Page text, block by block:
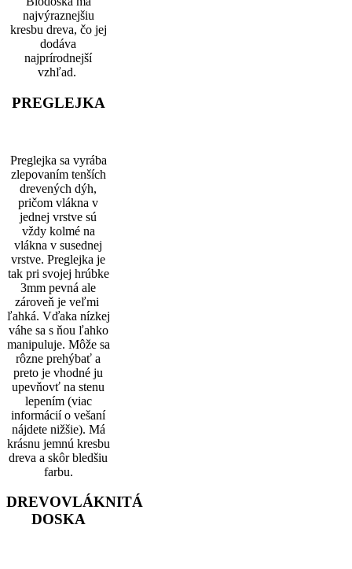
najvýraznejšiu
kresbu dreva, čo jej
dodáva
najprírodnejší
vzhľad.
PREGLEJKA
Preglejka sa vyrába
zlepovaním tenších
drevených dýh,
pričom vlákna v
jednej vrstve sú
vždy kolmé na
vlákna v susednej
vrstve. Preglejka je
tak pri svojej hrúbke
3mm pevná ale
zároveň je veľmi
ľahká. Vďaka nízkej
váhe sa s ňou ľahko
manipuluje. Môže sa
rôzne prehýbať a
preto je vhodné ju
upevňovť na stenu
lepením (viac
informácií o vešaní
nájdete nižšie). Má
krásnu jemnú kresbu
dreva a skôr bledšiu
farbu.
DREVOVLÁKNITÁ
DOSKA